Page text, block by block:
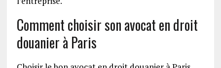
Comment choisir son avocat en droit
douanier à Paris